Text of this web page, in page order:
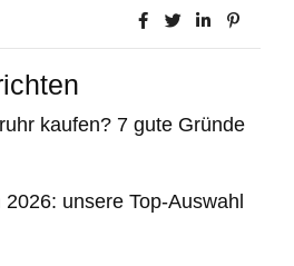
kaufen? 7 gute Gründe
unsere Top-Auswahl